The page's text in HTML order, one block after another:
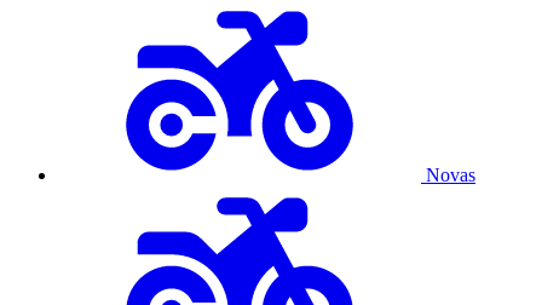
Novas